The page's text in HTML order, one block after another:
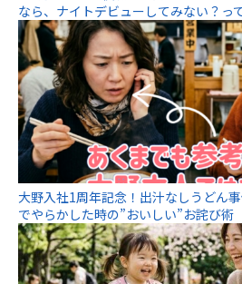
なら、ナイトデビューしてみない？っ
大野入社1周年記念！出汁なしうどん
でやらかした時の”おいしい”お詫び術